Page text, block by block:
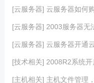
[云服务器] 云服务器如何
[云服务器] 2003服务器无
[云服务器] 云服务器开通
[技术相关] 2008R2系统
[主机相关] 主机文件管理